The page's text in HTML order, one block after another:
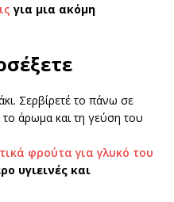
για μια ακόμη
Σερβίρετέ το πάνω σε
άρωμα και τη γεύση του
φρούτα για γλυκό του
υγιεινές και